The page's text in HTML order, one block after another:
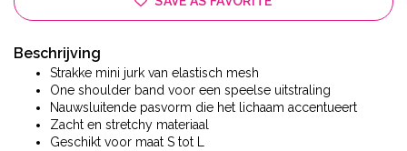
Beschrijving
Strakke mini jurk van elastisch mesh
One shoulder band voor een speelse uitstraling
Nauwsluitende pasvorm die het lichaam accentueert
Zacht en stretchy materiaal
Geschikt voor maat S tot L